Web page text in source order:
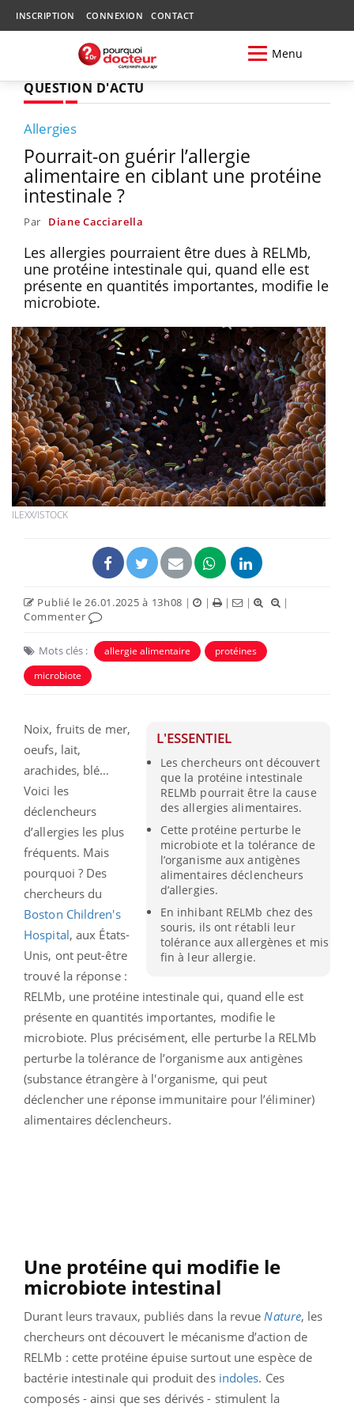
INSCRIPTION CONNEXION CONTACT
Menu
QUESTION D'ACTU
Allergies
Pourrait-on guérir l’allergie
alimentaire en ciblant une protéine
intestinale ?
Par Diane Cacciarella
Les allergies pourraient être dues à RELMb,
une protéine intestinale qui, quand elle est
présente en quantités importantes, modifie le
microbiote.
ILEXX/ISTOCK
Publié le 26.01.2025 à 13h08 | | | |
|
Commenter
Mots clés : allergie alimentaire
protéines
microbiote
L'ESSENTIEL
Les chercheurs ont découvert
que la protéine intestinale
RELMb pourrait être la cause
des allergies alimentaires.
Cette protéine perturbe le
microbiote et la tolérance de
l’organisme aux antigènes
alimentaires déclencheurs
d’allergies.
En inhibant RELMb chez des
souris, ils ont rétabli leur
tolérance aux allergènes et mis
fin à leur allergie.
Noix, fruits de mer,
oeufs, lait,
arachides, blé…
Voici les
déclencheurs
d’allergies les plus
fréquents. Mais
pourquoi ? Des
chercheurs du
Boston Children's
Hospital, aux États-
Unis, ont peut-être
trouvé la réponse :
RELMb, une protéine intestinale qui, quand elle est
présente en quantités importantes, modifie le
microbiote. Plus précisément, elle perturbe la RELMb
perturbe la tolérance de l’organisme aux antigènes
(substance étrangère à l'organisme, qui peut
déclencher une réponse immunitaire pour l’éliminer)
alimentaires déclencheurs.
Une protéine qui modifie le
microbiote intestinal
Durant leurs travaux, publiés dans la revue Nature, les
chercheurs ont découvert le mécanisme d’action de
RELMb : cette protéine épuise surtout une espèce de
bactérie intestinale qui produit des indoles. Ces
composés - ainsi que ses dérivés - stimulent la